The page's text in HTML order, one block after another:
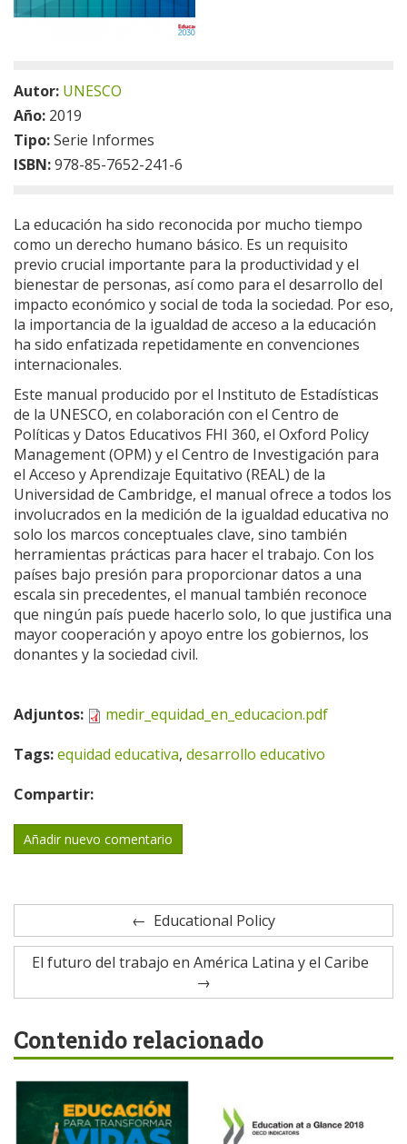
Autor: UNESCO
Año: 2019
Tipo:Serie Informes
ISBN:978-85-7652-241-6
La educación ha sido reconocida por mucho tiempo
como un derecho humano básico. Es un requisito
previo crucial importante para la productividad y el
bienestar de personas, así como para el desarrollo del
impacto económico y social de toda la sociedad. Por eso,
la importancia de la igualdad de acceso a la educación
ha sido enfatizada repetidamente en convenciones
internacionales.
Este manual producido por el Instituto de Estadísticas
de la UNESCO, en colaboración con el Centro de
Políticas y Datos Educativos FHI 360, el Oxford Policy
Management (OPM) y el Centro de Investigación para
el Acceso y Aprendizaje Equitativo (REAL) de la
Universidad de Cambridge, el manual ofrece a todos los
involucrados en la medición de la igualdad educativa no
solo los marcos conceptuales clave, sino también
herramientas prácticas para hacer el trabajo. Con los
países bajo presión para proporcionar datos a una
escala sin precedentes, el manual también reconoce
que ningún país puede hacerlo solo, lo que justifica una
mayor cooperación y apoyo entre los gobiernos, los
donantes y la sociedad civil.
Adjuntos:
medir_equidad_en_educacion.pdf
Tags:equidad educativa, desarrollo educativo
Compartir:
Añadir nuevo comentario
Educational Policy
El futuro del trabajo en América Latina y el Caribe
Contenido relacionado